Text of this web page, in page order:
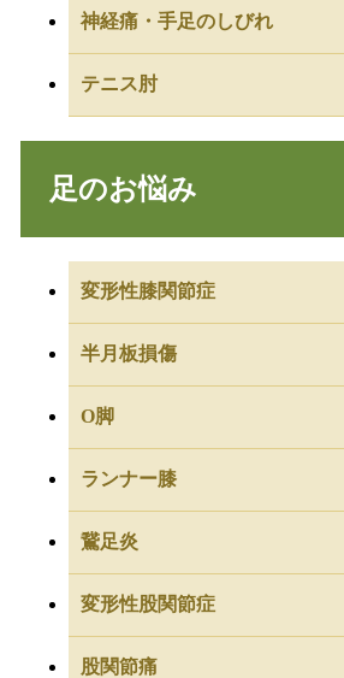
神経痛・手足のしびれ
テニス肘
足のお悩み
変形性膝関節症
半月板損傷
O脚
ランナー膝
鵞足炎
変形性股関節症
股関節痛